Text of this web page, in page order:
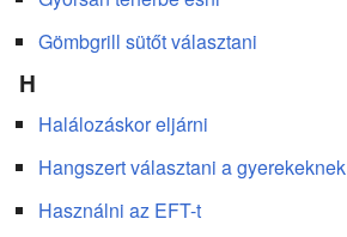
Gömbgrill sütőt választani
H
Halálozáskor eljárni
Hangszert választani a gyerekeknek
Használni az EFT-t